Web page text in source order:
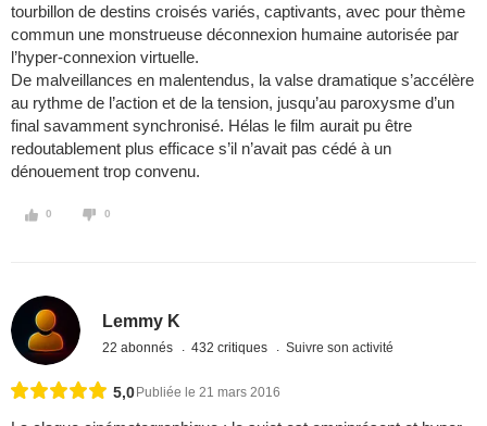
tourbillon de destins croisés variés, captivants, avec pour thème
commun une monstrueuse déconnexion humaine autorisée par
l’hyper-connexion virtuelle.
De malveillances en malentendus, la valse dramatique s’accélère
au rythme de l’action et de la tension, jusqu’au paroxysme d’un
final savamment synchronisé. Hélas le film aurait pu être
redoutablement plus efficace s’il n’avait pas cédé à un
dénouement trop convenu.
0 0
Lemmy K
22 abonnés 432 critiques Suivre son activité
5,0 Publiée le 21 mars 2016